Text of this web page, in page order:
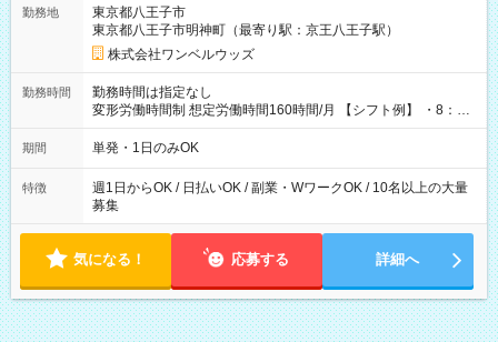
勤務地
東京都八王子市
東京都八王子市明神町（最寄り駅：京王八王子駅）
株式会社ワンベルウッズ
勤務時間
勤務時間は指定なし
変形労働時間制 想定労働時間160時間/月 【シフト例】 ・8：00
～21：00
期間 単発・1日のみOK
特徴
週1日からOK / 日払いOK / 副業・WワークOK / 10名以上の大量
募集
気になる！ 応募する 詳細へ